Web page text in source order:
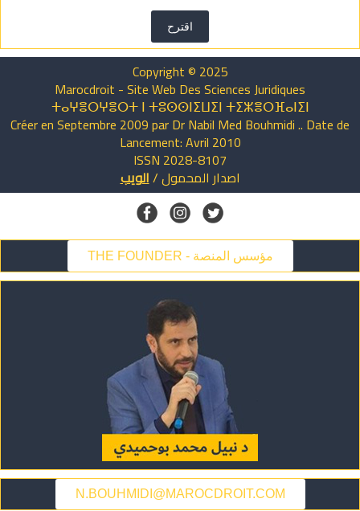
اقترح
Copyright © 2025
Marocdroit - Site Web Des Sciences Juridiques
ⵜⴰⵖⴻⵔⵖⴻⵔⵜ ⵏ ⵜⵓⵙⵙⵏⵉⵡⵉⵏ ⵜⵉⵣⴻⵔⴼⴰⵏⵉⵏ
Créer en Septembre 2009 par Dr Nabil Med Bouhmidi .. Date de
Lancement: Avril 2010
ISSN 2028-8107
اصدارالمحمول/الويب
THE FOUNDER - مؤسس المنصة
N.BOUHMIDI@MAROCDROIT.COM